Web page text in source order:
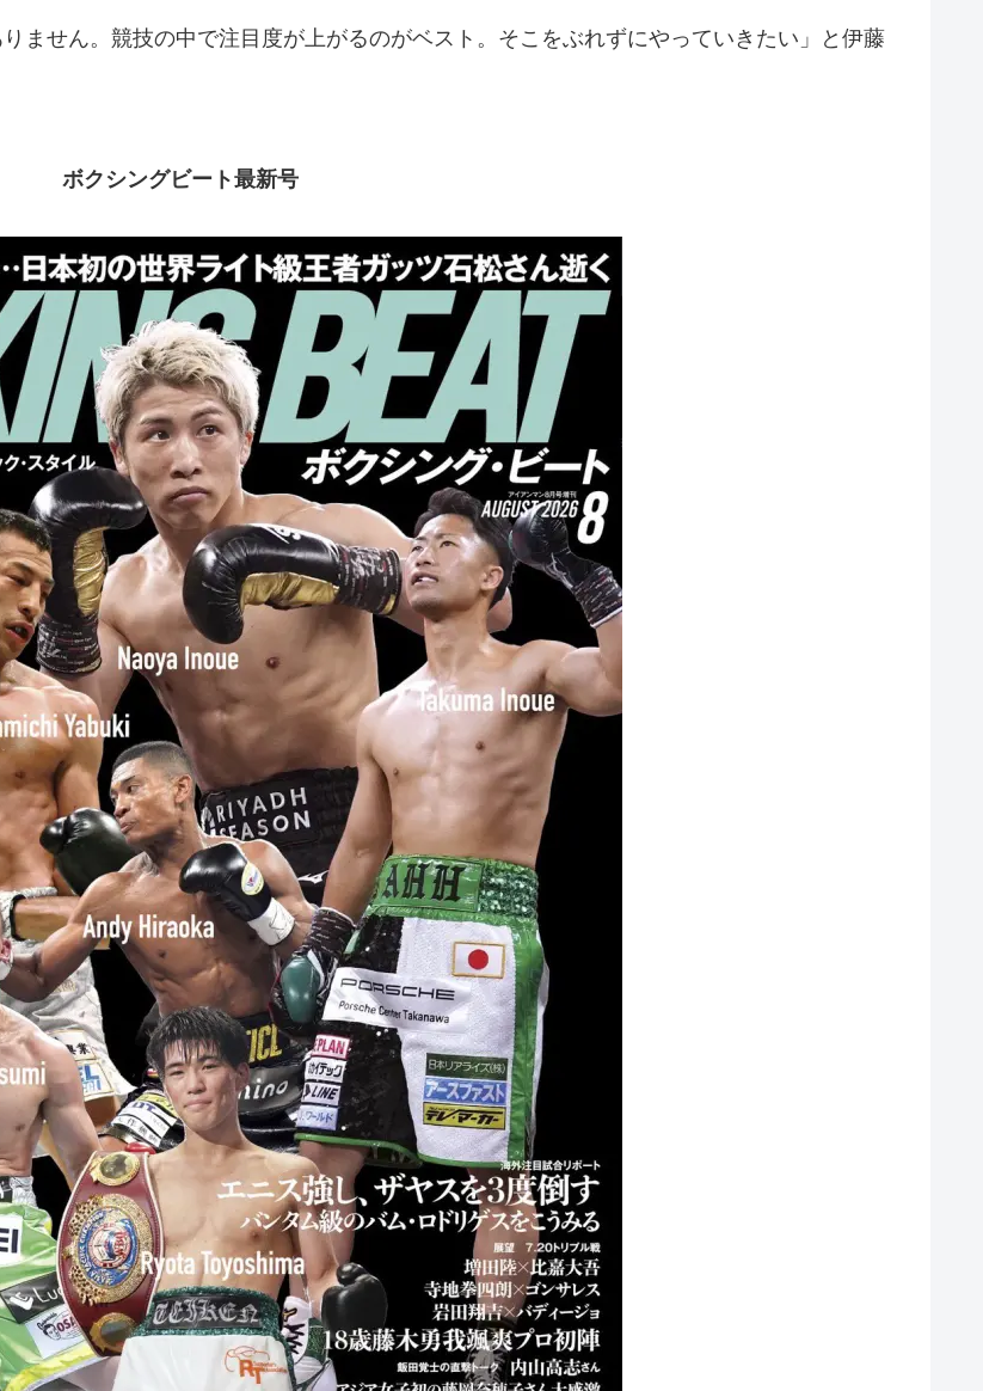
ません。競技の中で注目度が上がるのがベスト。そこをぶれずにやっていきたい」と伊藤
ボクシングビート最新号